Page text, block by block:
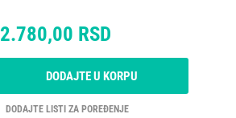
2.780,00 RSD
DODAJTE U KORPU
DODAJTE LISTI ZA POREĐENJE